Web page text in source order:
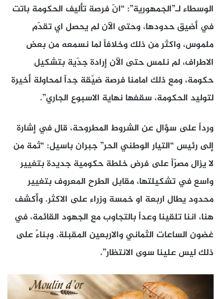
الوسطاء لـ”الجمهورية”: “انّ فرصة تأليف الحكومة باتت
في أضيق حدودها، وحتى الآن لم يحصل اي تقدّم
ملموس، واكثر من ذلك وخلافاً لما نسمعه من بعض
الاطراف، لم نلمس حتى الآن إرادة جدّية بتشكيل
حكومة، ومع ذلك امامنا فرصة ضيّقة جداً لمحاولة أخيرة
لتوليد الحكومة، سقفها نهاية الاسبوع الجاري”.
ورداً على سؤال عن الشروط المطروحة، قال في إشارة
إلى رئيس “التيار الوطني الحر” جبران باسيل: “ثمة من
لا يزال مصرّاً على فرض خلطة حكومية جديدة بتغيير
واسع في تشكيلتها، مقابل الطرح المعروف بتغيير
محدود يطال اربعة او خمسة وزراء على الاكثر. وأكشف
هنا، اننا تلقينا وعداً بالتجاوب مع الجهود القائمة، في
غضون الساعات الثماني والاربعين المقبلة. وبناءً على
ذلك ليس علينا سوى الانتظار”.